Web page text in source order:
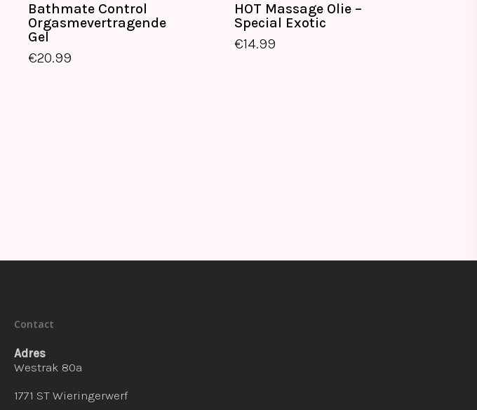
Bathmate Control
Orgasmevertragende
Gel
€20.99
€20.99
HOT Massage Olie –
Special Exotic
€14.99
€14.99
Contact
Adres
Westrak 80a
1771 ST Wieringerwerf